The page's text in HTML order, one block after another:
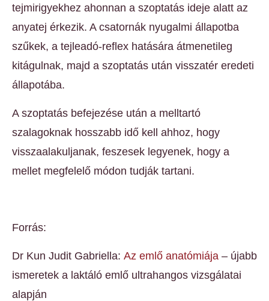
tejmirigyekhez ahonnan a szoptatás ideje alatt az
anyatej érkezik. A csatornák nyugalmi állapotba
szűkek, a tejleadó-reflex hatására átmenetileg
kitágulnak, majd a szoptatás után visszatér eredeti
állapotába.
A szoptatás befejezése után a melltartó
szalagoknak hosszabb idő kell ahhoz, hogy
visszaalakuljanak, feszesek legyenek, hogy a
mellet megfelelő módon tudják tartani.
Forrás:
Dr Kun Judit Gabriella: Az emlő anatómiája – újabb
ismeretek a laktáló emlő ultrahangos vizsgálatai
alapján